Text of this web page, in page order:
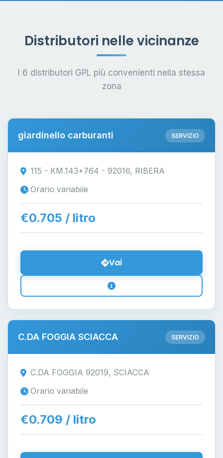
Distributori nelle vicinanze
I 6 distributori GPL più convenienti nella stessa
zona
giardinello carburanti SERVIZIO
115 - KM.143+764 - 92016, RIBERA
Orario variabile
€0.705 / litro
Vai
C.DA FOGGIA SCIACCA SERVIZIO
C.DA FOGGIA 92019, SCIACCA
Orario variabile
€0.709 / litro